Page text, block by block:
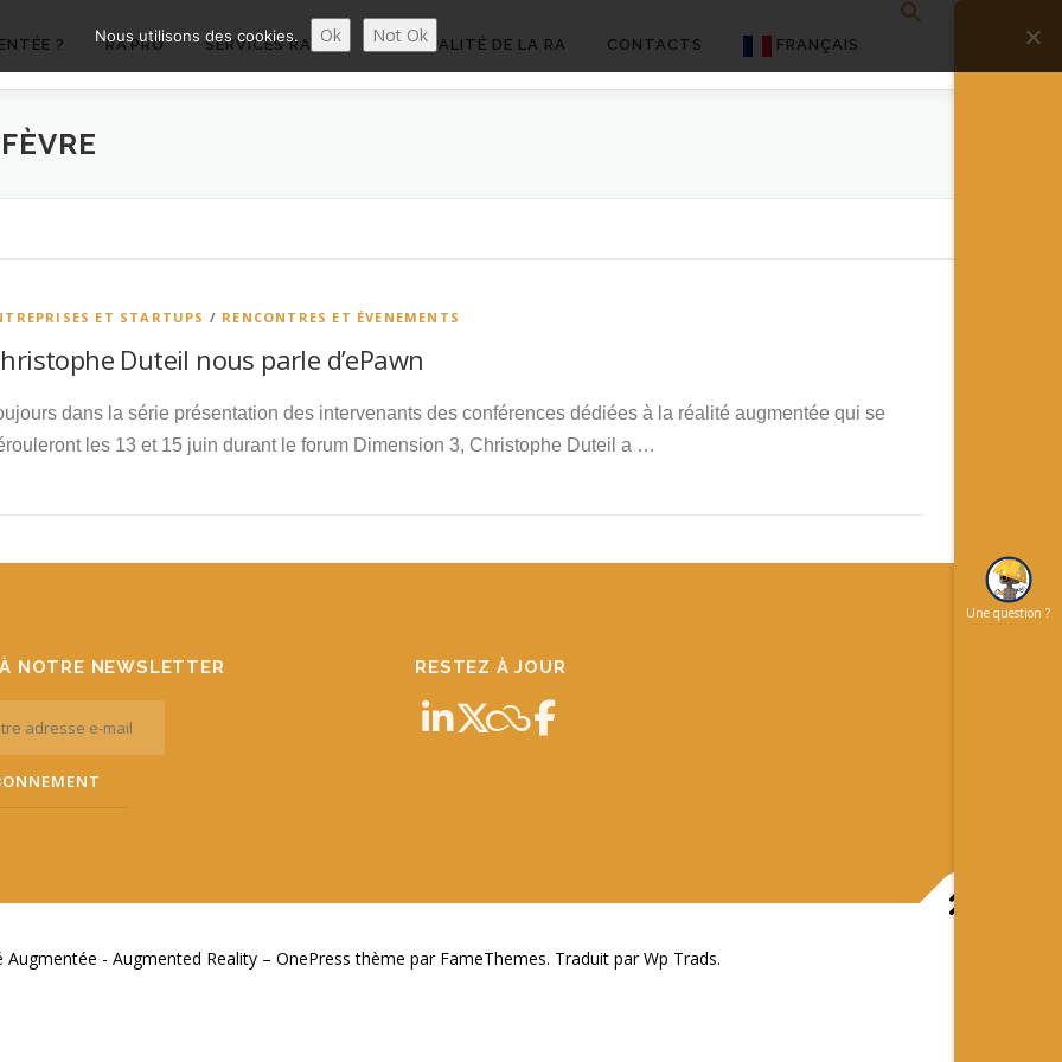
? RA’PRO SERVICES RA’PRO ACTUALITÉ DE LA RA CONTACTS FRANÇAIS
ET STARTUPS / RENCONTRES ET ÉVENEMENTS
Duteil nous parle d’ePawn
dans la série présentation des intervenants des conférences dédiées à la réalité augmentée qui se
les 13 et 15 juin durant le forum Dimension 3, Christophe Duteil a …
NOTRE NEWSLETTER RESTEZ À JOUR
- Augmented Reality – OnePress thème par FameThemes. Traduit par Wp Trads.
Une question ?
Nous utilisons des cookies. Ok Not Ok